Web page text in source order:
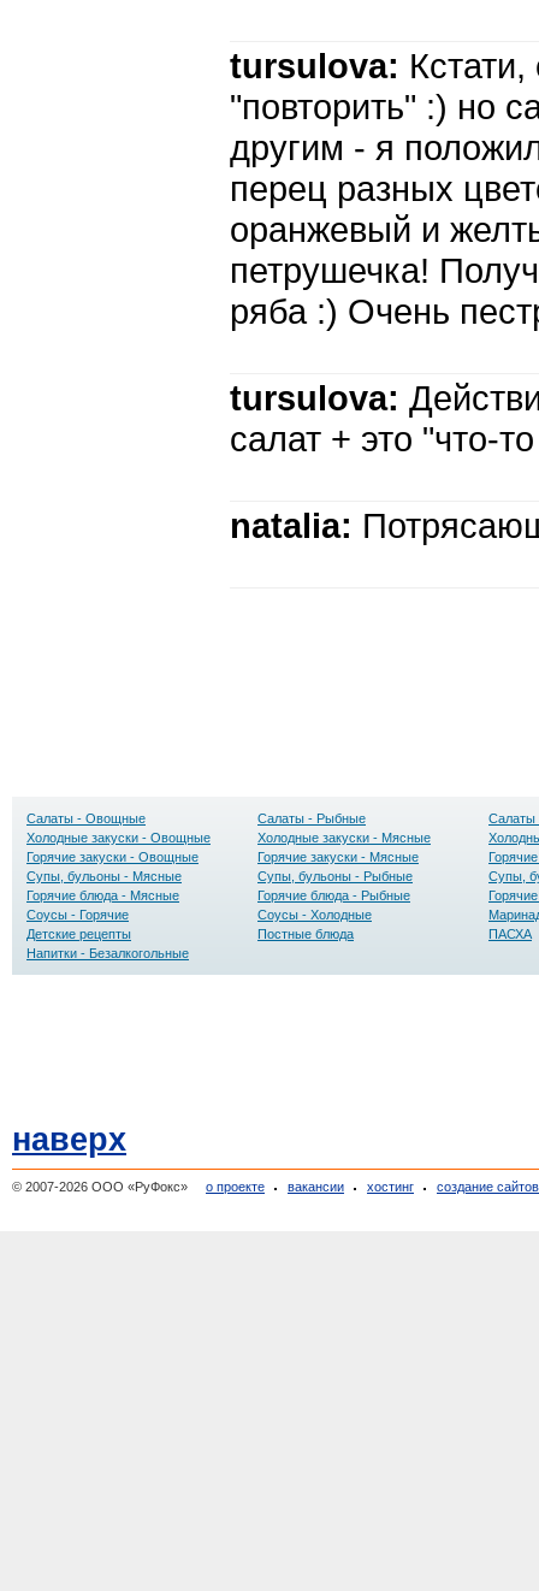
tursulova:
"повторить" :) но
другим - я
перец разных
оранжевый и
петрушечка!
ряба :) Очень
tursulova:
салат + это "что-
natalia:
Салаты - Овощные Салаты - Рыбные
Салаты
Холодные закуски - Овощные
Холодные закуски - Мясные
Горячие закуски - Овощные
Горячие закуски - Мясные
Супы, бульоны - Мясные
Супы, бульоны - Рыбные
Супы,
Горячие блюда - Мясные
Горячие блюда - Рыбные
Соусы - Горячие
Соусы - Холодные
Детские рецепты
Постные блюда
ПАСХА
Напитки - Безалкогольные
наверх
© 2007-2026 ООО «РуФокс» о проекте вакансии хостинг создание сайтов